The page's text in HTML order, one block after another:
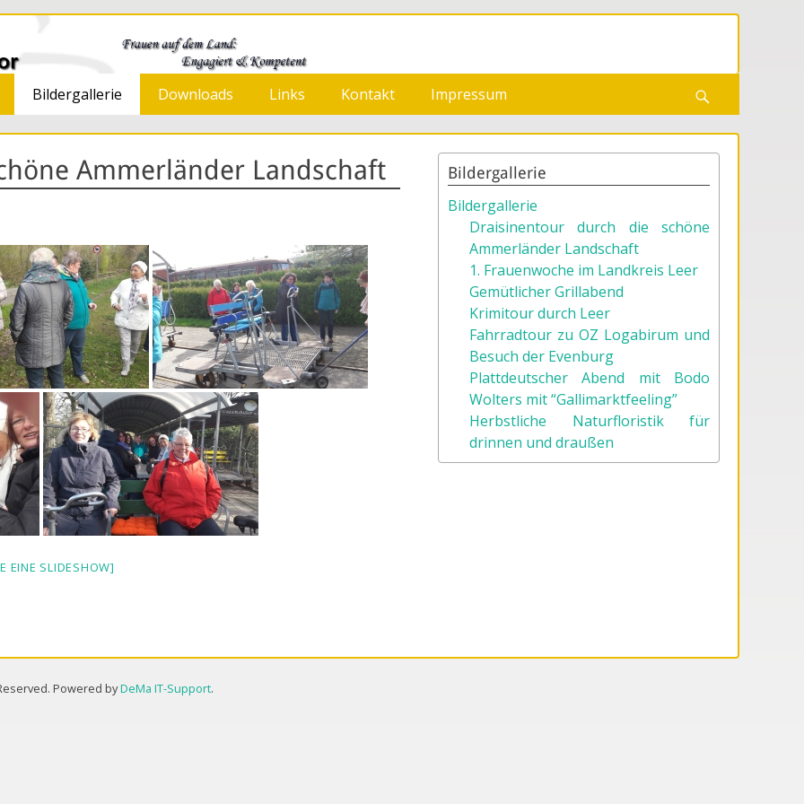
Bildergallerie Downloads Links Kontakt Impressum
Ammerländer Landschaft
EINE SLIDESHOW]
Bildergallerie
Bildergallerie
Draisinentour durch die schöne
Ammerländer Landschaft
1. Frauenwoche im Landkreis Leer
Gemütlicher Grillabend
Krimitour durch Leer
Fahrradtour zu OZ Logabirum und
Besuch der Evenburg
Plattdeutscher Abend mit Bodo
Wolters mit “Gallimarktfeeling”
Herbstliche Naturfloristik für
drinnen und draußen
Powered byDeMa IT-Support.